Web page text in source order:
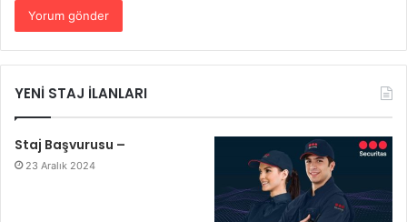
YENİ STAJ İLANLARI
Staj Başvurusu –
23 Aralık 2024